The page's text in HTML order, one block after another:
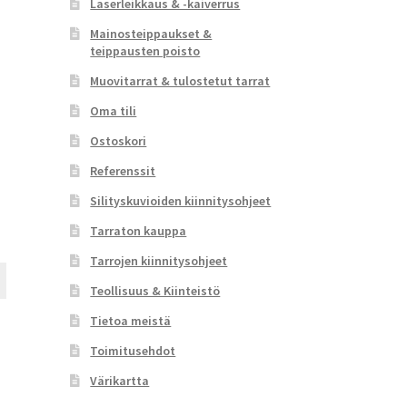
Laserleikkaus & -kaiverrus
Mainosteippaukset &
teippausten poisto
Muovitarrat & tulostetut tarrat
Oma tili
Ostoskori
Referenssit
Silityskuvioiden kiinnitysohjeet
Tarraton kauppa
Tarrojen kiinnitysohjeet
Teollisuus & Kiinteistö
Tietoa meistä
Toimitusehdot
Värikartta